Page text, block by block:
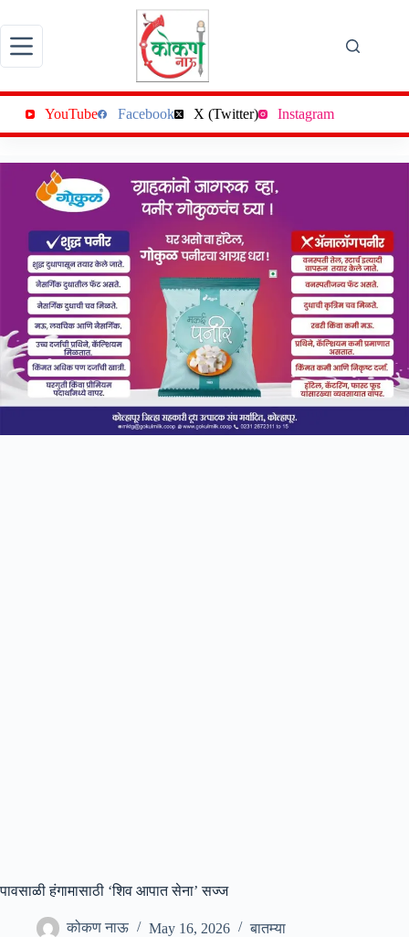
to
content
YouTube Facebook X (Twitter) Instagram
पावसाळी हंगामासाठी ‘शिव आपात सेना’ सज्ज
कोकण नाऊ May 16, 2026 बातम्या